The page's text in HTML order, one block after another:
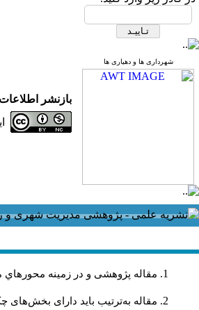
شهرداری ها و دهیاری ها
بازنشر اطلاعات
مقاله پژوهشی و در زمینه
مقاله به‌ترتیب باید دارای بخش‌های